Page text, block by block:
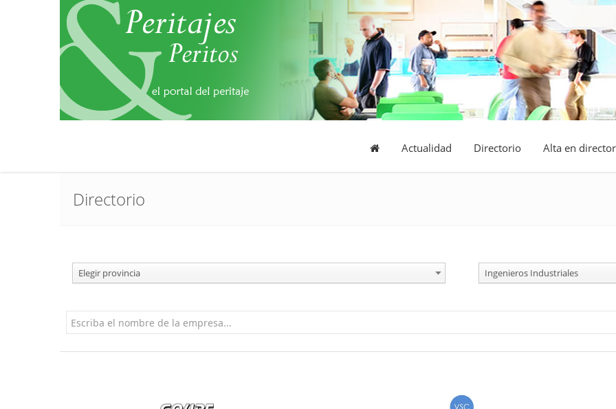
Actualidad Directorio Alta en
Directorio
Elegir provincia Ingenieros Industriales